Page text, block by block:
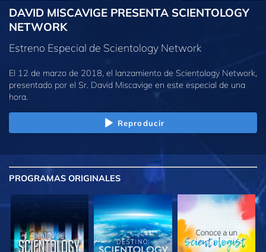
DAVID MISCAVIGE PRESENTA SCIENTOLOGY
NETWORK
Estreno Especial de Scientology Network
El 12 de marzo de 2018, el lanzamiento de Scientology Network,
presentado por el Sr. David Miscavige en este especial de una
hora.
Reproducir
PROGRAMAS ORIGINALES